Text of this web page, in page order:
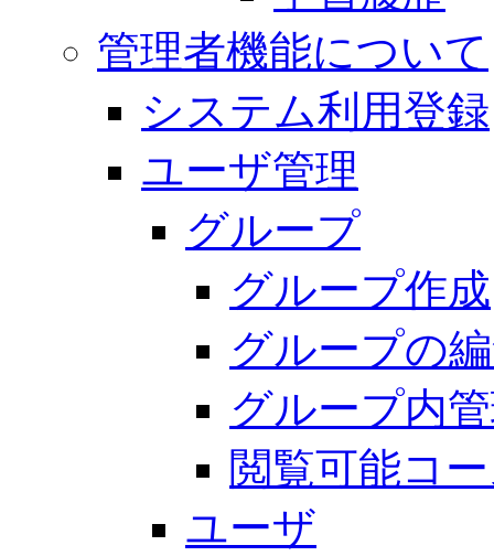
管理者機能について
システム利用登録
ユーザ管理
グループ
グループ作成
グループの
グループ内
閲覧可能コ
ユーザ